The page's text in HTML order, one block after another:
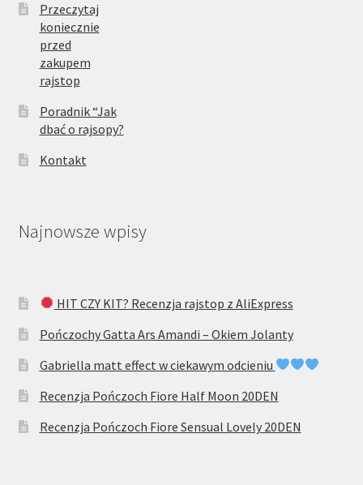
Przeczytaj
koniecznie
przed
zakupem
rajstop
Poradnik “Jak
dbać o rajsopy?
Kontakt
Najnowsze wpisy
HIT CZY KIT? Recenzja rajstop z AliExpress
Pończochy Gatta Ars Amandi – Okiem Jolanty
Gabriella matt effect w ciekawym odcieniu
Recenzja Pończoch Fiore Half Moon 20DEN
Recenzja Pończoch Fiore Sensual Lovely 20DEN